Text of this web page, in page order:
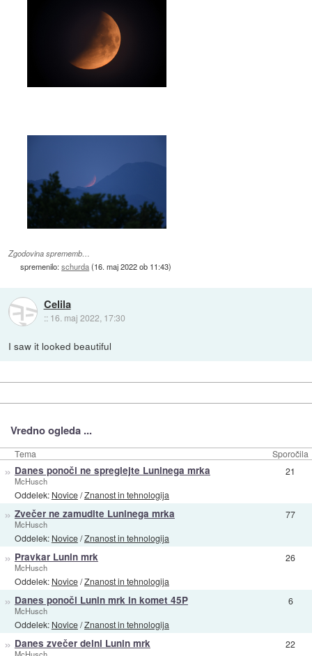
Zgodovina sprememb…
spremenilo:schurda(16. maj 2022 ob 11:43)
Celila
:: 16. maj 2022, 17:30
I saw it looked beautiful
Vredno ogleda ...
Tema Sporočila
» Danes ponoči ne spreglejte Luninega mrka
McHusch
Oddelek: Novice/Znanost in tehnologija
21
» Zvečer ne zamudite Luninega mrka
McHusch
Oddelek: Novice/Znanost in tehnologija
77
» Pravkar Lunin mrk
McHusch
Oddelek: Novice/Znanost in tehnologija
26
» Danes ponoči Lunin mrk in komet 45P
McHusch
Oddelek: Novice/Znanost in tehnologija
6
» Danes zvečer delni Lunin mrk 22